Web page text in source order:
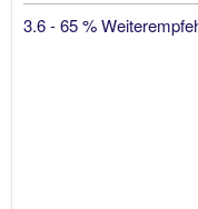
3.6 - 65 %